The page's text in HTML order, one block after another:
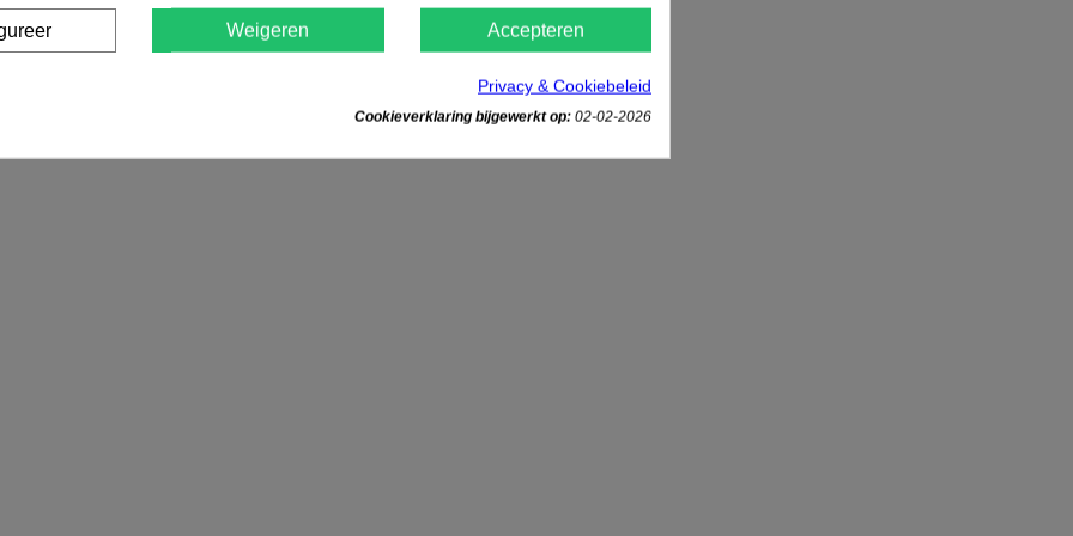
Weigeren Accepteren
Privacy & Cookiebeleid
Cookieverklaring bijgewerkt op: 02-02-2026